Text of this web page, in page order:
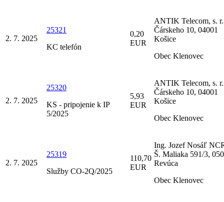
2. 7. 2025
25321
KC telefón
0,20
EUR
ANTIK Telecom, s.
Čárskeho 10, 04001
Košice
Obec Klenovec
2. 7. 2025
25320
KS - pripojenie k IP
5/2025
5,93
EUR
ANTIK Telecom, s.
Čárskeho 10, 04001
Košice
Obec Klenovec
2. 7. 2025
25319
Služby CO-2Q/2025
110,70
EUR
Ing. Jozef Nosáľ
Š. Maliaka 591/3,
Revúca
Obec Klenovec